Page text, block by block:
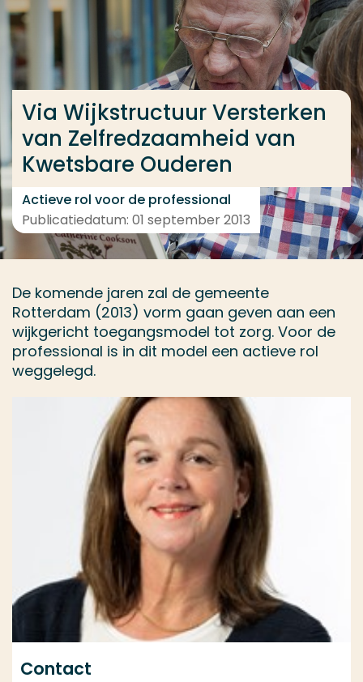
Ga direct naar de content
... > Projectfeiten
Via Wijkstructuur Versterken
van Zelfredzaamheid van
Kwetsbare Ouderen
Actieve rol voor de professional
Publicatiedatum: 01 september 2013
De komende jaren zal de gemeente
Rotterdam (2013) vorm gaan geven aan een
wijkgericht toegangsmodel tot zorg. Voor de
professional is in dit model een actieve rol
weggelegd.
Contact
Veel gezocht
Opleiding
Contact